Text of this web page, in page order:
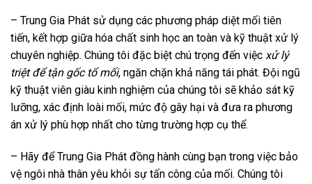
– Trung Gia Phát sử dụng các phương pháp diệt mối tiên
tiến, kết hợp giữa hóa chất sinh học an toàn và kỹ thuật xử lý
chuyên nghiệp. Chúng tôi đặc biệt chú trọng đến việc xử lý
triệt để tận gốc tổ mối, ngăn chặn khả năng tái phát. Đội ngũ
kỹ thuật viên giàu kinh nghiệm của chúng tôi sẽ khảo sát kỹ
lưỡng, xác định loài mối, mức độ gây hại và đưa ra phương
án xử lý phù hợp nhất cho từng trường hợp cụ thể.
– Hãy để Trung Gia Phát đồng hành cùng bạn trong việc bảo
vệ ngôi nhà thân yêu khỏi sự tấn công của mối. Chúng tôi